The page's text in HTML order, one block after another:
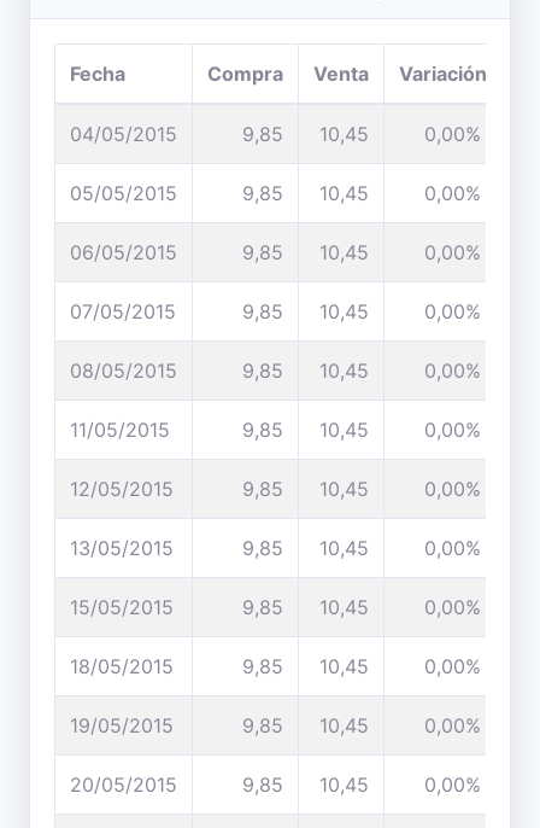
Fecha Compra Venta Variación
04/05/2015 9,85 10,45 0,00%
05/05/2015 9,85 10,45 0,00%
06/05/2015 9,85 10,45 0,00%
07/05/2015 9,85 10,45 0,00%
08/05/2015 9,85 10,45 0,00%
11/05/2015 9,85 10,45 0,00%
12/05/2015 9,85 10,45 0,00%
13/05/2015 9,85 10,45 0,00%
15/05/2015 9,85 10,45 0,00%
18/05/2015 9,85 10,45 0,00%
19/05/2015 9,85 10,45 0,00%
20/05/2015 9,85 10,45 0,00%